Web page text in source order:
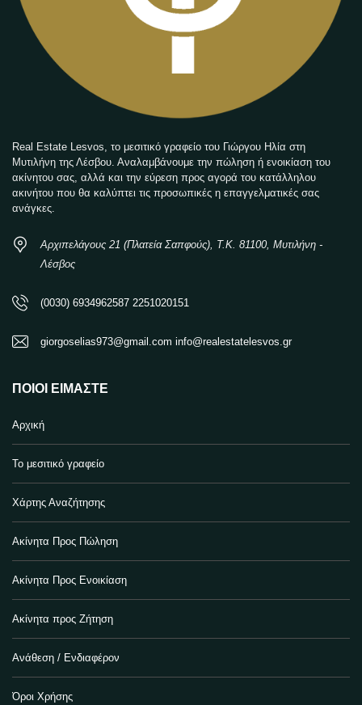
Real Estate Lesvos, το μεσιτικό γραφείο του Γιώργου Ηλία στη
Μυτιλήνη της Λέσβου. Αναλαμβάνουμε την πώληση ή ενοικίαση του
ακίνητου σας, αλλά και την εύρεση προς αγορά του κατάλληλου
ακινήτου που θα καλύπτει τις προσωπικές η επαγγελματικές σας
ανάγκες.
Αρχιπελάγους 21 (Πλατεία Σαπφούς), Τ.Κ. 81100, Μυτιλήνη -
Λέσβος
(0030) 6934962587 2251020151
giorgoselias973@gmail.com info@realestatelesvos.gr
ΠΟΙΟΙ ΕΊΜΑΣΤΕ
Αρχική
Το μεσιτικό γραφείο
Χάρτης Αναζήτησης
Ακίνητα Προς Πώληση
Ακίνητα Προς Ενοικίαση
Ακίνητα προς Ζήτηση
Ανάθεση / Ενδιαφέρον
Όροι Χρήσης